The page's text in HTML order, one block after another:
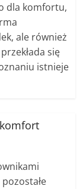
dla komfortu,
ale również
się
istnieje